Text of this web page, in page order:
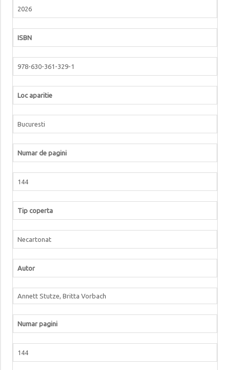
2026
ISBN
978-630-361-329-1
Loc aparitie
Bucuresti
Numar de pagini
144
Tip coperta
Necartonat
Autor
Annett Stutze, Britta Vorbach
Numar pagini
144